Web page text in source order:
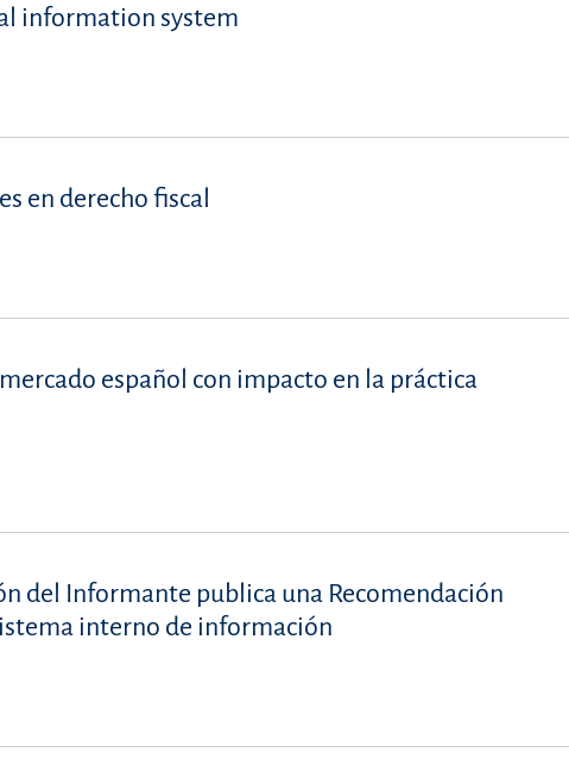
information system
en derecho fiscal
español con impacto en la práctica
del Informante publica una Recomendación
interno de información